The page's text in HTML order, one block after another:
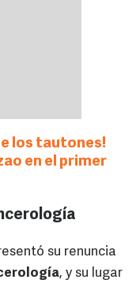
los tautones!
en el primer
su renuncia
, y su lugar